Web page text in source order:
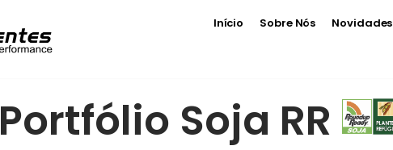
Início Sobre Nós Novidades
Portfólio Soja RR